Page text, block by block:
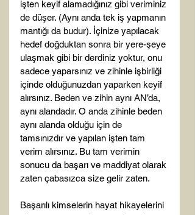
işten keyif alamadığınız gibi veriminiz
de düşer. (Aynı anda tek iş yapmanın
mantığı da budur). İçinize yapılacak
hedef doğduktan sonra bir yere-şeye
ulaşmak gibi bir derdiniz yoktur, onu
sadece yaparsınız ve zihinle işbirliği
içinde olduğunuzdan yaparken keyif
alırsınız. Beden ve zihin aynı AN’da,
aynı alandadır. O anda zihinle beden
aynı alanda olduğu için de
tamsınızdır ve yapılan işten tam
verim alırsınız. Bu tam verimin
sonucu da başarı ve maddiyat olarak
zaten çabasızca size gelir zaten.
Başarılı kimselerin hayat hikayelerini